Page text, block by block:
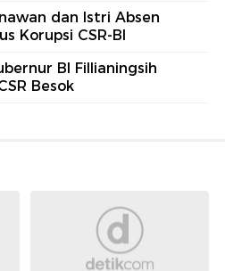
dan Istri Absen
Korupsi CSR-BI
BI Fillianingsih
Besok